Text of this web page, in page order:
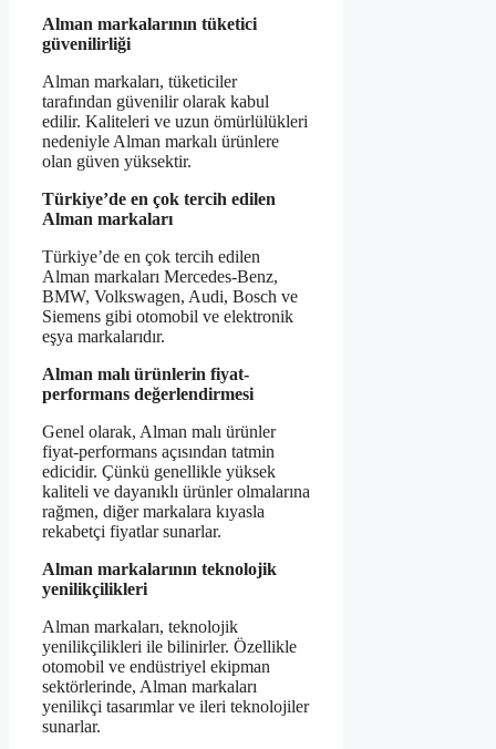
Alman markalarının tüketici
güvenilirliği
Alman markaları, tüketiciler
tarafından güvenilir olarak kabul
edilir. Kaliteleri ve uzun ömürlülükleri
nedeniyle Alman markalı ürünlere
olan güven yüksektir.
Türkiye’de en çok tercih edilen
Alman markaları
Türkiye’de en çok tercih edilen
Alman markaları Mercedes-Benz,
BMW, Volkswagen, Audi, Bosch ve
Siemens gibi otomobil ve elektronik
eşya markalarıdır.
Alman malı ürünlerin fiyat-
performans değerlendirmesi
Genel olarak, Alman malı ürünler
fiyat-performans açısından tatmin
edicidir. Çünkü genellikle yüksek
kaliteli ve dayanıklı ürünler olmalarına
rağmen, diğer markalara kıyasla
rekabetçi fiyatlar sunarlar.
Alman markalarının teknolojik
yenilikçilikleri
Alman markaları, teknolojik
yenilikçilikleri ile bilinirler. Özellikle
otomobil ve endüstriyel ekipman
sektörlerinde, Alman markaları
yenilikçi tasarımlar ve ileri teknolojiler
sunarlar.